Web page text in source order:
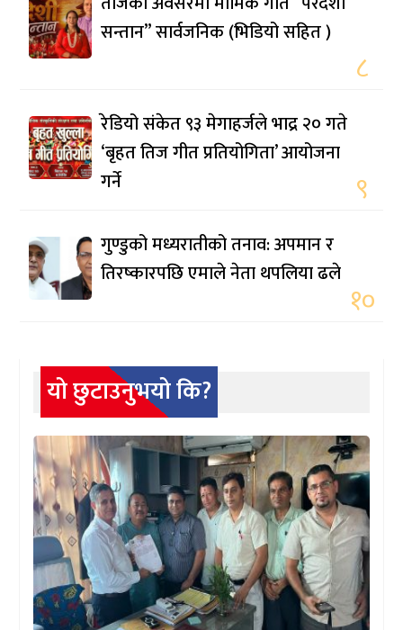
सन्तान” सार्वजनिक (भिडियो सहित )
८
रेडियो संकेत ९३ मेगाहर्जले भाद्र २० गते
‘बृहत तिज गीत प्रतियोगिता’ आयोजना
गर्ने
९
गुण्डुको मध्यरातीको तनाव: अपमान र
तिरष्कारपछि एमाले नेता थपलिया ढले
१०
यो छुटाउनुभयो कि?